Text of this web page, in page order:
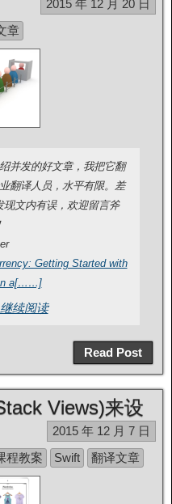
2015 年 12 月 20 日
章
并发的好文章，我把它翻
翻译人员，水平有限。差
文内有误，欢迎留言斧
Getting Started with
a[……]
续阅读
Read Post
Views)来设
2015 年 12 月 7 日
程教案 Swift 翻译文章